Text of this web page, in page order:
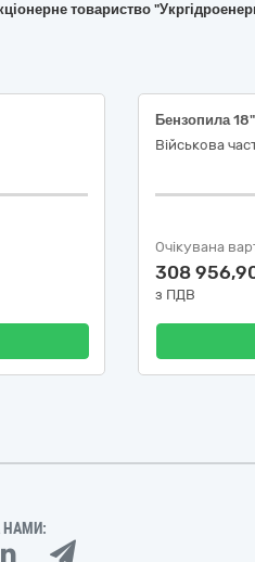
товариство
Бензопила 18"
Військова
Очікувана
308
з ПДВ
НАМИ: